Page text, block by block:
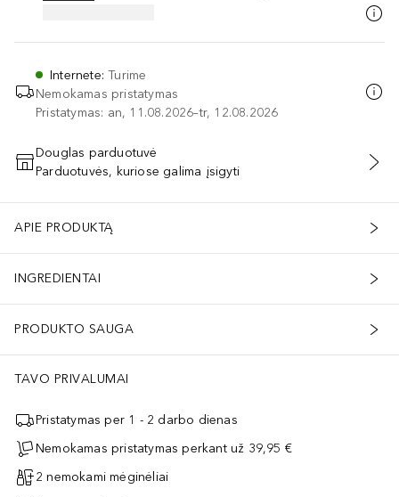
Internete:Turime
Nemokamas pristatymas
Pristatymas: an, 11.08.2026–tr, 12.08.2026
PRIDĖTI Į KREPŠELĮ
Douglas parduotuvė
Parduotuvės, kuriose galima įsigyti
APIE PRODUKTĄ
INGREDIENTAI
PRODUKTO SAUGA
TAVO PRIVALUMAI
Pristatymas per 1 - 2 darbo dienas
Nemokamas pristatymas perkant už 39,95 €
2 nemokami mėginėliai